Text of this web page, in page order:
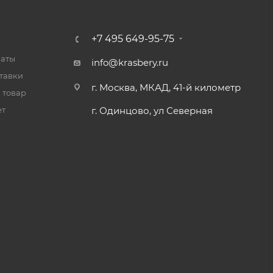
+7 495 649-95-75
info@krasbery.ru
г. Москва, МКАД, 41-й километр
г. Одинцово, ул Северная